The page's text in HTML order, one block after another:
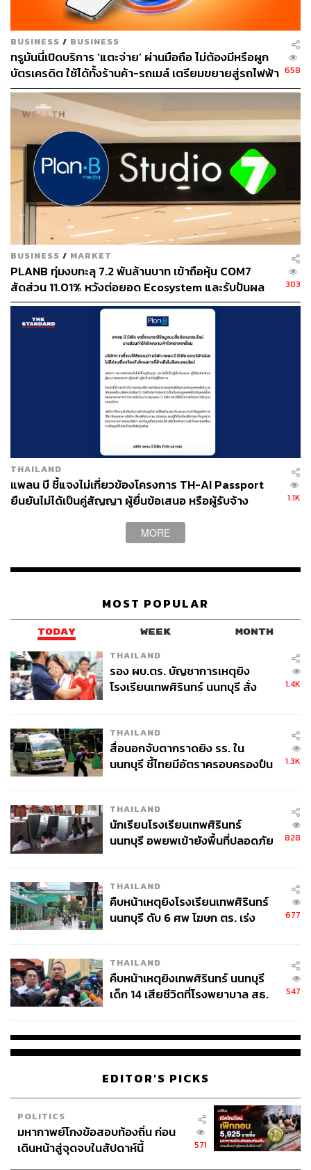
BUSINESS / BUSINESS
ทรูมันนี่เปิดบริการ ‘แตะจ่าย’ ผ่านมือถือ ไม่ต้องมีหรือผูก
บัตรเครดิต ใช้ได้ทั้งร้านค้า-รถเมล์ เตรียมขยายสู่รถไฟฟ้า
ใต้ดิน MRT ปลายปีนี้
658
BUSINESS / MARKET
PLANB ทุ่มงบทะลุ 7.2 พันล้านบาท เข้าถือหุ้น COM7
สัดส่วน 11.01% หวังต่อยอด Ecosystem และรับปันผล
ระยะยาว
303
THAILAND
แพลน บี ชี้แจงไม่เกี่ยวข้องโครงการ TH-AI Passport
ยืนยันไม่ได้เป็นคู่สัญญา ผู้ยื่นข้อเสนอ หรือผู้รับจ้าง
1.1K
MORE
MOST POPULAR
TODAY WEEK MONTH
THAILAND
รอง ผบ.ตร. บัญชาการเหตุยิง
โรงเรียนเทพศิรินทร์ นนทบุรี สั่ง
1.4K
THAILAND
สื่อนอกจับตากราดยิง รร. ใน
นนทบุรี ชี้ไทยมีอัตราครอบครองปืน
1.3K
THAILAND
นักเรียนโรงเรียนเทพศิรินทร์
นนทบุรี อพยพเข้ายังพื้นที่ปลอดภัย
828
THAILAND
คืบหน้าเหตุยิงโรงเรียนเทพศิรินทร์
นนทบุรี ดับ 6 ศพ โฆษก ตร. เร่ง
677
THAILAND
คืบหน้าเหตุยิงเทพศิรินทร์ นนทบุรี
เด็ก 14 เสียชีวิตที่โรงพยาบาล สธ.
547
EDITOR'S PICKS
POLITICS
มหากาพย์โกงข้อสอบท้องถิ่น ก่อน
เดินหน้าสู่จุดจบในสัปดาห์นี้
571